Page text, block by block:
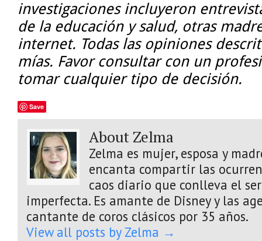
investigaciones incluyeron
de la educación y salud, otras
internet. Todas las opiniones
mías. Favor consultar con un
tomar cualquier tipo de decisión.
Save
About Zelma
Zelma es mujer, esposa y
encanta compartir las
caos diario que conlleva el
imperfecta. Es amante de Disney y las
cantante de coros clásicos por 35 años.
View all posts by Zelma →